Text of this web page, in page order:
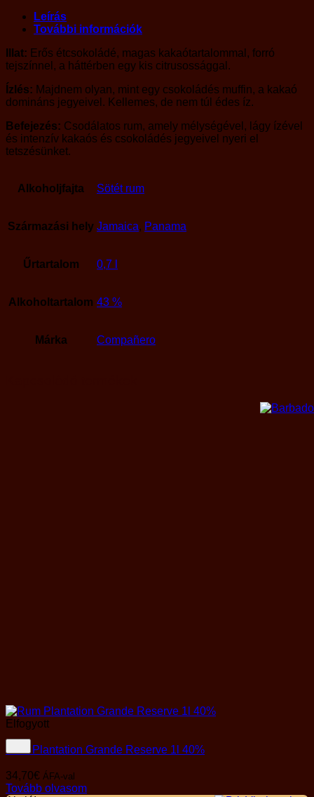
Leírás
További információk
Illat: Erős étcsokoládé, magas kakaótartalommal, forró
tejszínnel, a háttérben egy kis citrusossággal.
Ízlés: Majdnem olyan, mint egy csokoládés muffin, a kakaó
domináns jegyeivel. Kellemes, de nem túl édes íz.
Befejezés: Csodálatos rum, amely mélységével, lágy ízével
és intenzív kakaós és csokoládés jegyeivel nyeri el
tetszésünket.
Alkoholjfajta Sötét rum
Származási hely Jamaica, Panama
Űrtartalom 0,7 l
Alkoholtartalom 43 %
Márka Compañero
Elfogyott
Rum Plantation Grande Reserve 1l 40%
34,70€ ÁFA-val
Tovább olvasom